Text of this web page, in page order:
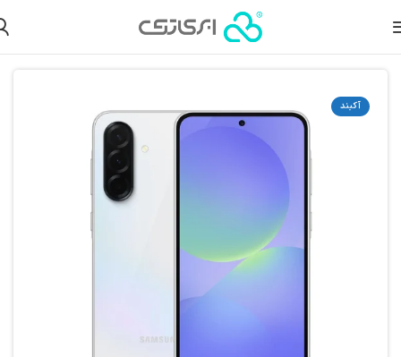
گوشی موبایل گوشی سامسونگ
آکبند